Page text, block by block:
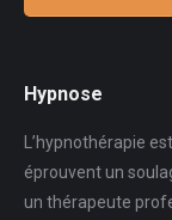
Hypnose
L’hypnothérapie
éprouvent un
un thérapeute